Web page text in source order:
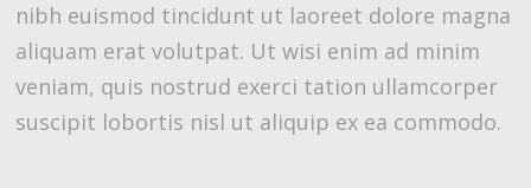
nibh euismod tincidunt ut laoreet dolore magna
aliquam erat volutpat. Ut wisi enim ad minim
veniam, quis nostrud exerci tation ullamcorper
suscipit lobortis nisl ut aliquip ex ea commodo.